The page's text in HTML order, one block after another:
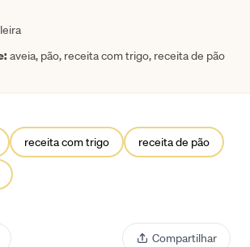
aveia, pão, receita com trigo, receita de pão
receita com trigo receita de pão
Compartilhar